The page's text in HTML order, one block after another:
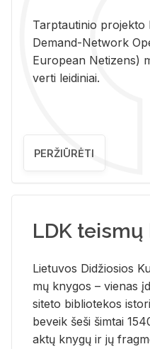
Tarp­tau­ti­nio pro­jek­to
De­mand-Ne­twork
Eu­ro­pe­an Ne­ti­zens)
ver­ti lei­di­niai.
PERŽIŪRĖTI
LDK
Lie­tu­vos Di­džio­sios
mų kny­gos – vie­nas
si­te­to bi­b­lio­te­kos
be­veik šeši šim­tai
aktų kny­gų ir jų